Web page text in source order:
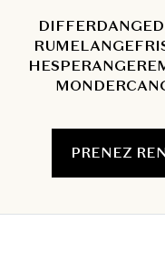
DIFFERDANGE
RUMELANGE
HESPERANGE
PRENEZ